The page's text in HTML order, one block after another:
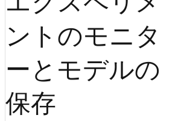
ントのモニタ
ーとモデルの
保存